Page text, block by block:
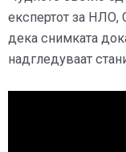
експертот за НЛО,
дека снимката
надгледуваат